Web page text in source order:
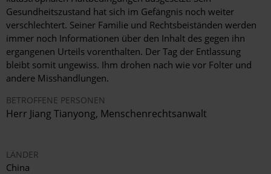
Gesundheitszustand hat sich im Gefängnis noch weiter
verschlechtert. Seiner Familie und Rechtsbeiständen werden
immer noch Informationen über den Inhalt des gegen ihn
ergangenen Urteils vorenthalten. Der Tag der Entlassung
bleibt somit ungewiss. Ihm drohen nach wie vor Folter und
andere Misshandlungen.
BETROFFENE PERSONEN
Herr Jiang Tianyong, Menschenrechtsanwalt
LÄNDER
China